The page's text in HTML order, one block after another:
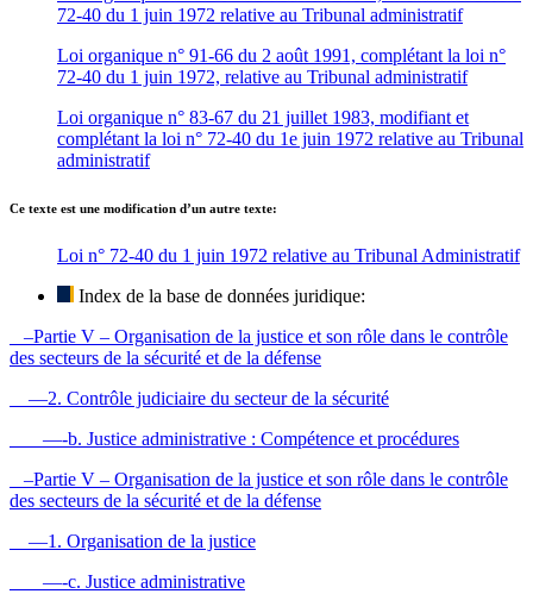
72-40 du 1 juin 1972 relative au Tribunal administratif
Loi organique n° 91-66 du 2 août 1991, complétant la loi n°
72-40 du 1 juin 1972, relative au Tribunal administratif
Loi organique n° 83-67 du 21 juillet 1983, modifiant et
complétant la loi n° 72-40 du 1e juin 1972 relative au Tribunal
administratif
Ce texte est une modification d’un autre texte:
Loi n° 72-40 du 1 juin 1972 relative au Tribunal Administratif
Index de la base de données juridique:
–Partie V – Organisation de la justice et son rôle dans le contrôle
des secteurs de la sécurité et de la défense
—2. Contrôle judiciaire du secteur de la sécurité
—-b. Justice administrative : Compétence et procédures
–Partie V – Organisation de la justice et son rôle dans le contrôle
des secteurs de la sécurité et de la défense
—1. Organisation de la justice
—-c. Justice administrative